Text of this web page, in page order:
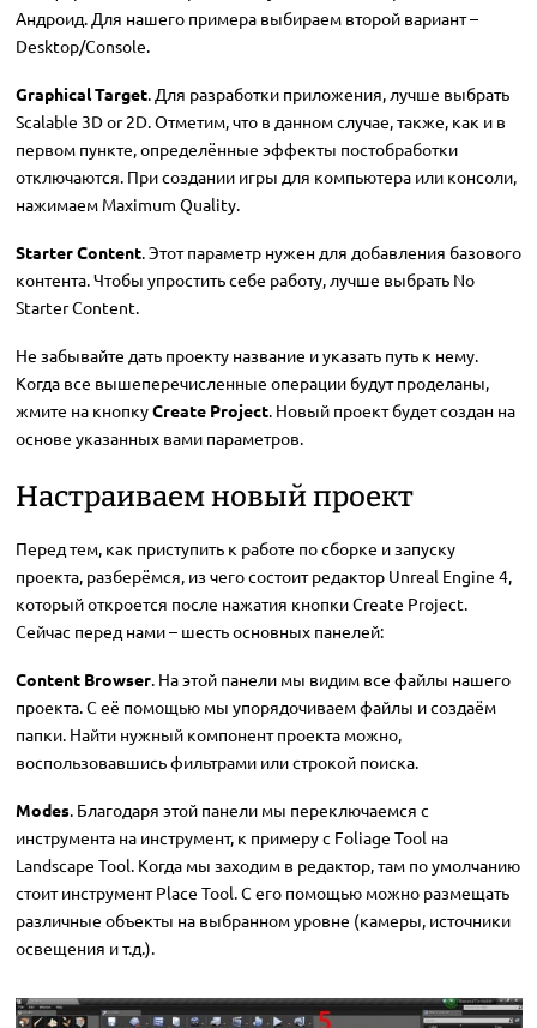
Андроид. Для нашего примера выбираем второй вариант –
Desktop/Console.
Graphical Target. Для разработки приложения, лучше выбрать
Scalable 3D or 2D. Отметим, что в данном случае, также, как и в
первом пункте, определённые эффекты постобработки
отключаются. При создании игры для компьютера или консоли,
нажимаем Maximum Quality.
Starter Content. Этот параметр нужен для добавления базового
контента. Чтобы упростить себе работу, лучше выбрать No
Starter Content.
Не забывайте дать проекту название и указать путь к нему.
Когда все вышеперечисленные операции будут проделаны,
жмите на кнопкуCreate Project. Новый проект будет создан на
основе указанных вами параметров.
Настраиваем новый проект
Перед тем, как приступить к работе по сборке и запуску
проекта, разберёмся, из чего состоит редактор Unreal Engine 4,
который откроется после нажатия кнопки Create Project.
Сейчас перед нами – шесть основных панелей:
Content Browser. На этой панели мы видим все файлы нашего
проекта. С её помощью мы упорядочиваем файлы и создаём
папки. Найти нужный компонент проекта можно,
воспользовавшись фильтрами или строкой поиска.
Modes. Благодаря этой панели мы переключаемся с
инструмента на инструмент, к примеру с Foliage Tool на
Landscape Tool. Когда мы заходим в редактор, там по умолчанию
стоит инструмент Place Tool. С его помощью можно размещать
различные объекты на выбранном уровне (камеры, источники
освещения и т.д.).